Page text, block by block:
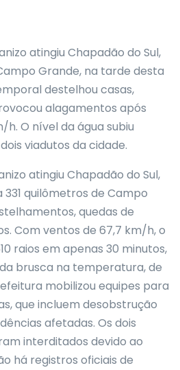
atingiu Chapadão do Sul,
Grande, na tarde desta
destelhou casas,
alagamentos após
O nível da água subiu
viadutos da cidade.
atingiu Chapadão do Sul,
quilômetros de Campo
quedas de
Com ventos de 67,7 km/h, o
raios em apenas 30 minutos,
brusca na temperatura, de
mobilizou equipes para
que incluem desobstrução
afetadas. Os dois
interditados devido ao
há registros oficiais de